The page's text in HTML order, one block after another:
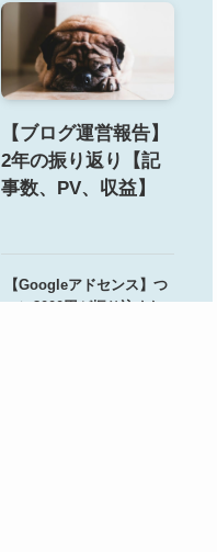
【ブログ運営報告】
2年の振り返り【記
事数、PV、収益】
【Googleアドセンス】つ
いに8000円が振り込まれ